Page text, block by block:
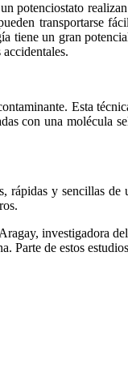
potenciostato
transportarse
tiene un gran
Esta
con una molécula
rápidas y sencillas
de estos